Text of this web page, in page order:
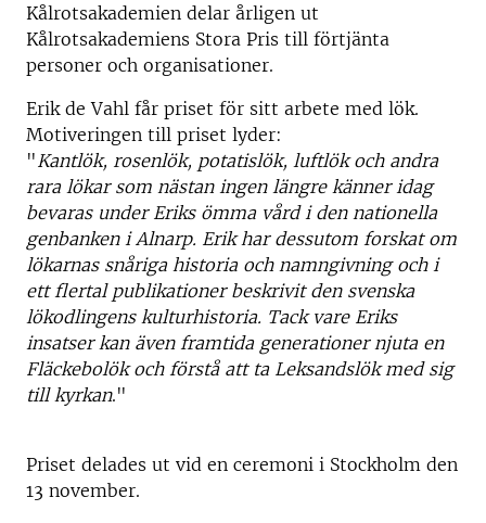
Kålrotsakademien delar årligen ut
Kålrotsakademiens Stora Pris till förtjänta
personer och organisationer.
Erik de Vahl får priset för sitt arbete med lök.
Motiveringen till priset lyder:
" Kantlök, rosenlök, potatislök, luftlök och andra
rara lökar som nästan ingen längre känner idag
bevaras under Eriks ömma vård i den nationella
genbanken i Alnarp. Erik har dessutom forskat om
lökarnas snåriga historia och namngivning och i
ett flertal publikationer beskrivit den svenska
lökodlingens kulturhistoria. Tack vare Eriks
insatser kan även framtida generationer njuta en
Fläckebolök och förstå att ta Leksandslök med sig
till kyrkan."
Priset delades ut vid en ceremoni i Stockholm den
13 november.